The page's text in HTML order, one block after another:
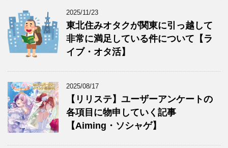
2025/11/23
東北住みオタクが関東に引っ越して
非常に満足している件について【ラ
イブ・オタ活】
2025/08/17
【リリステ】ユーザーアンケートの
各項目に物申していく記事
【Aiming・ソシャゲ】